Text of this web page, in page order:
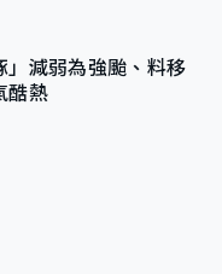
」減弱為強颱、料移
酷熱